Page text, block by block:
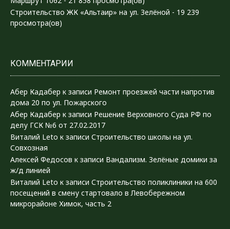
Строительство ЖК «Альтаир» на ул. Зелёной - 19 239
просмотра(ов)
КОММЕНТАРИИ
Абер Кадабер к записи Ремонт проезжей части напротив
дома 20 по ул. Пожарского
Абер Кадабер к записи Решение Верховного Суда РФ по
делу ГСК №6 от 27.02.2017
Виталий Leto к записи Строительство школы на ул.
Совхозная
Алексей Федосов к записи Вандализм. Зелёные домики за
ж/д линией
Виталий Leto к записи Строительство поликлиники на 600
посещений в смену стартовало в Левобережном
микрорайоне Химок, часть 2